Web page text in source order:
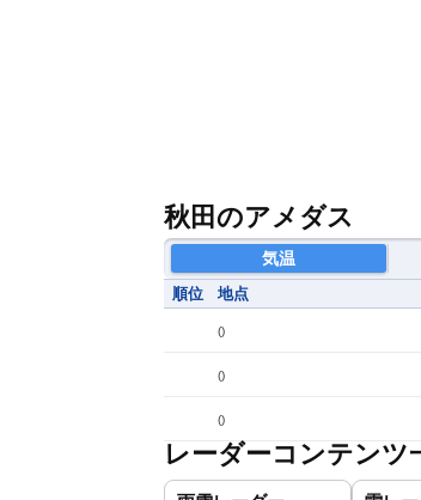
秋田のアメダス
気温
順位 地点
()
()
()
レーダーコンテンツ